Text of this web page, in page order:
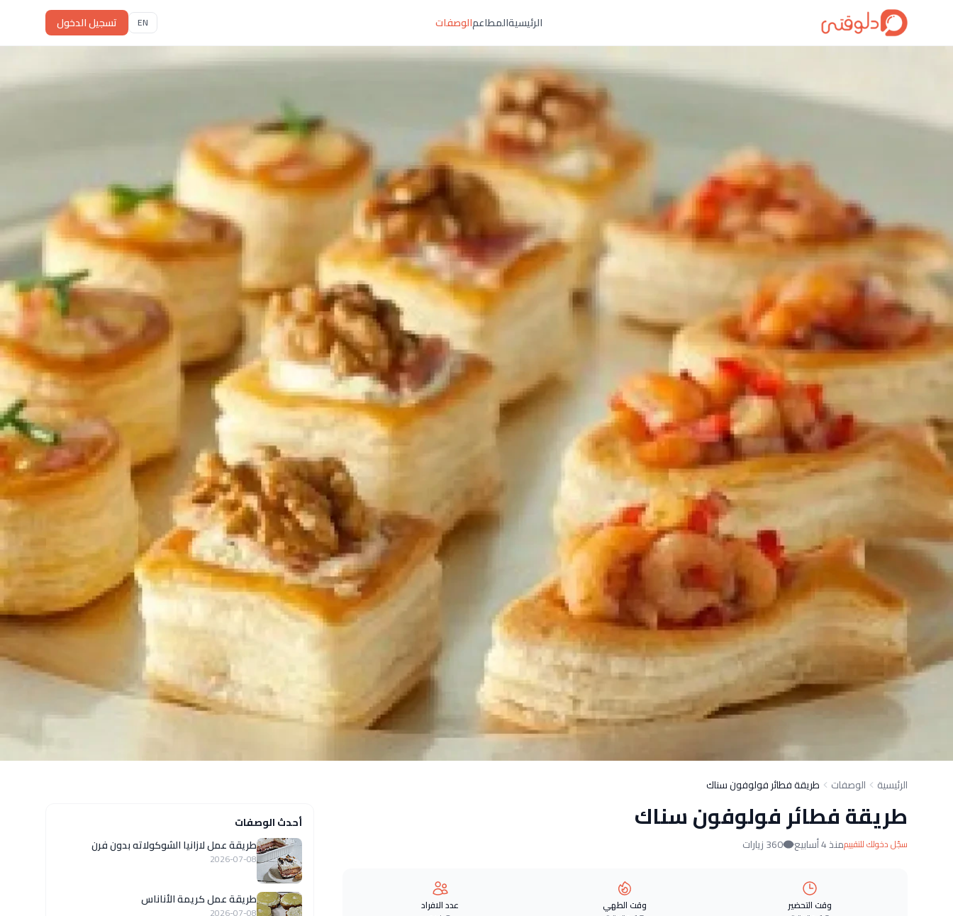
الرئيسيةالمطاعمالوصفات EN تسجيل الدخول
الرئيسية الوصفات طريقة فطائر فولوفون سناك
طريقة فطائر فولوفون سناك
سجّل دخولك للتقييممنذ 4 أسابيع 360 زيارات
وقت التحضير وقت الطهي عدد الافراد
أحدث الوصفات
طريقة عمل لازانيا الشوكولاته بدون فرن
2026-07-08
طريقة عمل كريمة الأناناس